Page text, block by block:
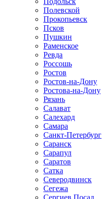
Полевской
Прокопьевск
Псков
Пушкин
Раменское
Ревда
Россошь
Ростов
Ростов-на-Дону
Ростова-на-Дону
Рязань
Салават
Салехард
Самара
Санкт-Петербург
Саранск
Сарапул
Саратов
Сатка
Северодвинск
Сегежа
Сергиев Посад